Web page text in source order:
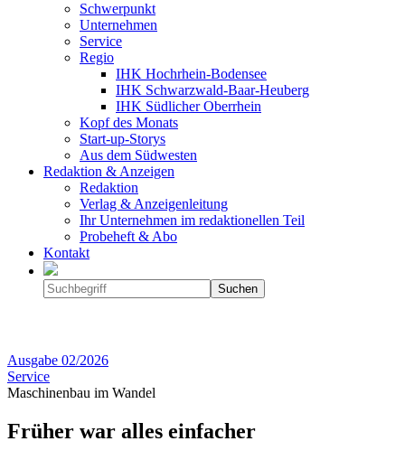
Schwerpunkt
Unternehmen
Service
Regio
IHK Hochrhein-Bodensee
IHK Schwarzwald-Baar-Heuberg
IHK Südlicher Oberrhein
Kopf des Monats
Start-up-Storys
Aus dem Südwesten
Redaktion & Anzeigen
Redaktion
Verlag & Anzeigenleitung
Ihr Unternehmen im redaktionellen Teil
Probeheft & Abo
Kontakt
Ausgabe 02/2026
Service
Maschinenbau im Wandel
Früher war alles einfacher